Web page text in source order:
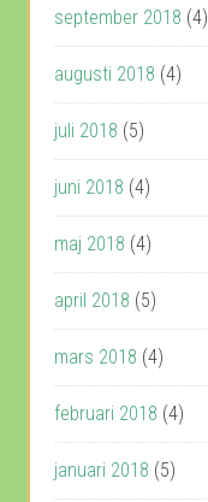
september 2018 (4)
augusti 2018 (4)
juli 2018 (5)
juni 2018 (4)
maj 2018 (4)
april 2018 (5)
mars 2018 (4)
februari 2018 (4)
januari 2018 (5)